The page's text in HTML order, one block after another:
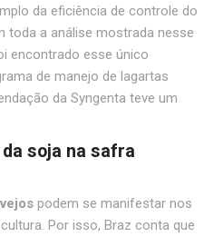
da eficiência de controle do
toda a análise mostrada nesse
encontrado esse único
de manejo de lagartas
da Syngenta teve um
soja na safra
podem se manifestar nos
Por isso, Braz conta que